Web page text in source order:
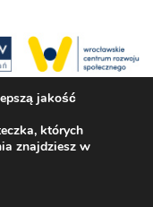
partnerstwie z
(UNICEF)
jakość
których
znajdziesz w